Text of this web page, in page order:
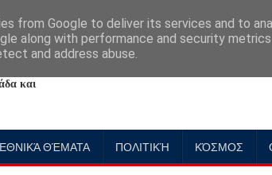
και
ΕΘΝΙΚΆ ΘΈΜΑΤΑ ΠΟΛΙΤΙΚΉ ΚΌΣΜΟΣ
from Google to deliver its services and to
along with performance and security
and address abuse.